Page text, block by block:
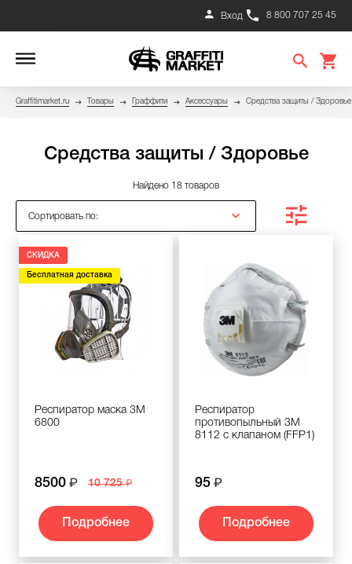
8 800 707 25 45
Вход
Graffitimarket.ru Товары Граффити Аксессуары Средства защиты / Здоровье
Средства защиты / Здоровье
Найдено 18 товаров
Сортировать по:
СКИДКА
Бесплатная доставка
Респиратор маска 3М
6800
8500 10 725
Подробнее
Респиратор
противопыльный 3M
8112 с клапаном (FFP1)
95
Подробнее